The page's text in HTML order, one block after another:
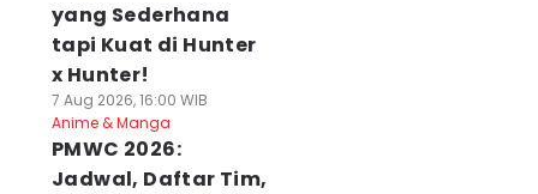
yang Sederhana
tapi Kuat di Hunter
x Hunter!
7 Aug 2026, 16:00 WIB
Anime & Manga
PMWC 2026:
Jadwal, Daftar Tim,